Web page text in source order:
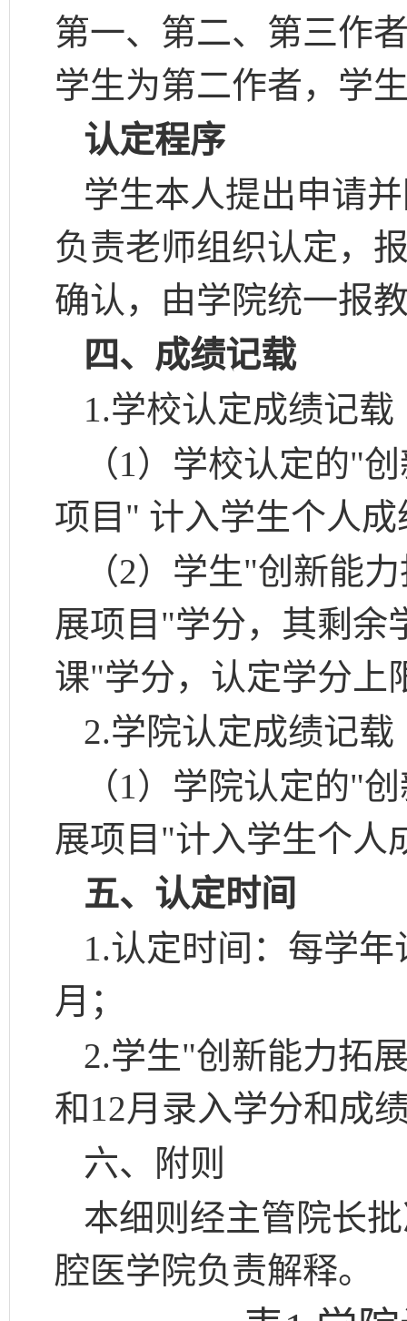
第一、第二、第三作
学生为第二作者，学
认定程序
学生本人提出申请
负责老师组织认定，
确认，由学院统一报
四、成绩记载
1.学校认定成绩记载
（1）学校认定的"
项目" 计入学生个人
（2）学生"创新能
展项目"学分，其剩余
课"学分，认定学分上
2.学院认定成绩记载
（1）学院认定的"
展项目"计入学生个人
五、认定时间
1.认定时间：每学
月；
2.学生"创新能力拓
和12月录入学分和成
六、附则
本细则经主管院长
腔医学院负责解释。